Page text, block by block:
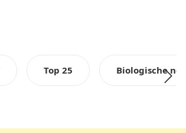
Top 25 Biologische